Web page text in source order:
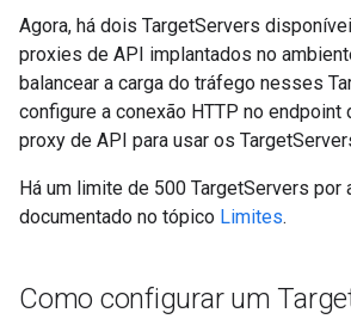
Agora, há dois TargetServers
proxies de API implantados no
balancear a carga do tráfego nesses
configure a conexão HTTP no endpoint
proxy de API para usar os
Há um limite de 500 TargetServers por
documentado no tópico Limites.
Como configurar um